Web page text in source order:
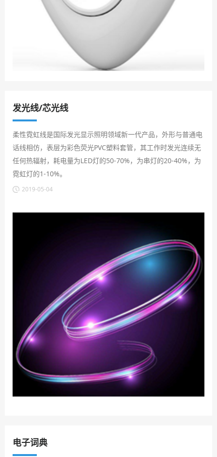
发光线/芯光线
柔性霓虹线是国际发光显示照明领域新一代产品，外形与普通电
话线相仿，表层为彩色荧光PVC塑料套管，其工作时发光连续无
任何热辐射，耗电量为LED灯的50-70%，为串灯的20-40%，为
霓虹灯的1-10%。
应用领域：
2、车、船等交通工具装饰：内外装饰、仪表指示、数字显示
4、玩具、工艺美术品、体育用品、服装、电器、装修、军事装
目前行业内成熟方案采用CR2032，CR2025，CR2450等纽扣电
2019-05-04
电子词典